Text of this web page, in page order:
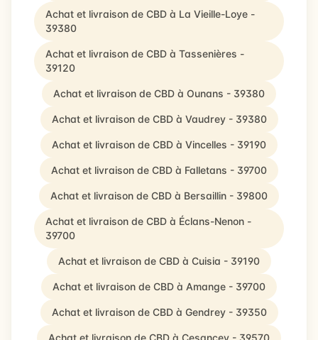
Achat et livraison de CBD à La Vieille-Loye -
39380
Achat et livraison de CBD à Tassenières -
39120
Achat et livraison de CBD à Ounans - 39380
Achat et livraison de CBD à Vaudrey - 39380
Achat et livraison de CBD à Vincelles - 39190
Achat et livraison de CBD à Falletans - 39700
Achat et livraison de CBD à Bersaillin - 39800
Achat et livraison de CBD à Éclans-Nenon -
39700
Achat et livraison de CBD à Cuisia - 39190
Achat et livraison de CBD à Amange - 39700
Achat et livraison de CBD à Gendrey - 39350
Achat et livraison de CBD à Cesancey - 39570